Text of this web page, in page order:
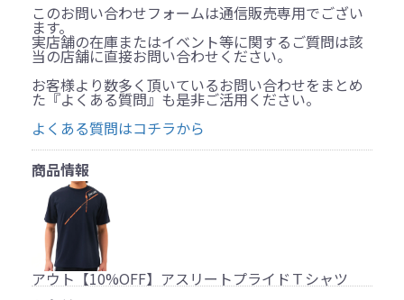
このお問い合わせフォームは通信販売専用でござい
ます。
実店舗の在庫またはイベント等に関するご質問は該
当の店舗に直接お問い合わせください。
お客様より数多く頂いているお問い合わせをまとめ
た『よくある質問』も是非ご活用ください。
よくある質問はコチラから
商品情報
アウト【10%OFF】アスリートプライドＴシャツ